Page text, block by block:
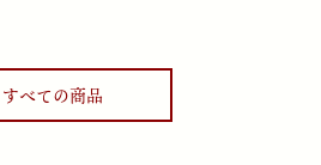
すべての商品